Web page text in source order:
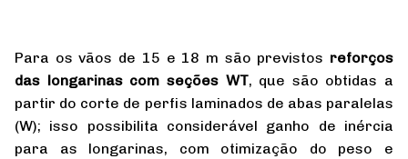
Para os vãos de 15 e 18 m são previstos reforços
das longarinas com seções WT, que são obtidas a
partir do corte de perfis laminados de abas paralelas
(W); isso possibilita considerável ganho de inércia
para as longarinas, com otimização do peso e